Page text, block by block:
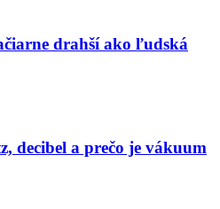
drahší ako ľudská
decibel a prečo je vákuum